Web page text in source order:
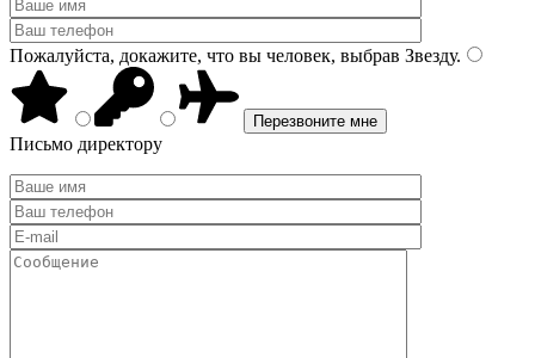
Пожалуйста, докажите, что вы человек, выбрав Звезду.
Письмо директору